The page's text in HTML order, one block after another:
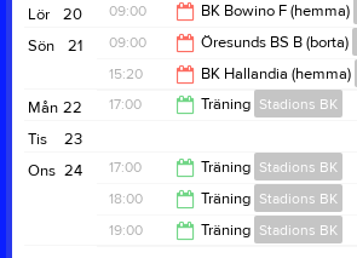
20
Lör 09:00 BK Bowino F (hemma)
10:40
21
Sön 09:00 Öresunds BS B (borta)
10:40
15:20 BK Hallandia (hemma)
22
Mån 17:00 Träning Stadions BK
18:00
23
Tis
24
Ons 17:00 Träning Stadions BK
18:00
18:00 Träning Stadions BK
19:00 Träning Stadions BK